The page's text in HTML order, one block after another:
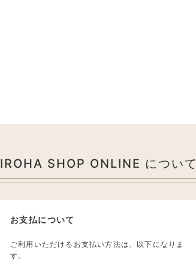
IROHA SHOP ONLINE について
お支払について
ご利用いただけるお支払い方法は、以下になりま
す。